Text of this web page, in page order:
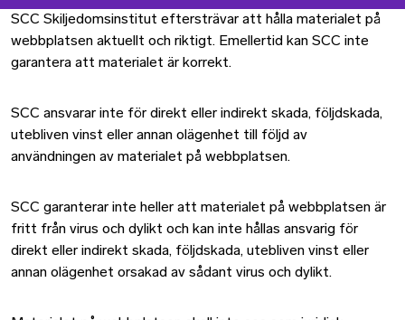
SCC Skiljedomsinstitut eftersträvar att hålla materialet på
webbplatsen aktuellt och riktigt. Emellertid kan SCC inte
garantera att materialet är korrekt.
SCC ansvarar inte för direkt eller indirekt skada, följdskada,
utebliven vinst eller annan olägenhet till följd av
användningen av materialet på webbplatsen.
SCC garanterar inte heller att materialet på webbplatsen är
fritt från virus och dylikt och kan inte hållas ansvarig för
direkt eller indirekt skada, följdskada, utebliven vinst eller
annan olägenhet orsakad av sådant virus och dylikt.